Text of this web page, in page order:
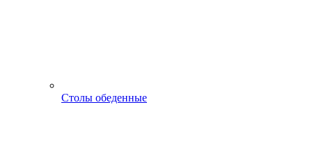
Столы обеденные